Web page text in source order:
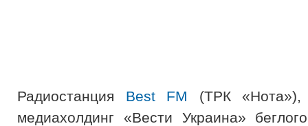
Радиостанция Best FM (ТРК «Нота»),
медиахолдинг «Вести Украина»